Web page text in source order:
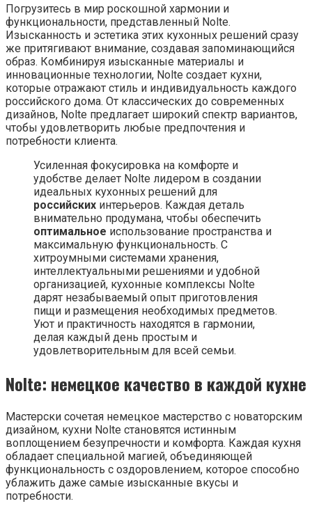
Погрузитесь в мир роскошной хармонии и
функциональности, представленный Nolte.
Изысканность и эстетика этих кухонных решений сразу
же притягивают внимание, создавая запоминающийся
образ. Комбинируя изысканные материалы и
инновационные технологии, Nolte создает кухни,
которые отражают стиль и индивидуальность каждого
российского дома. От классических до современных
дизайнов, Nolte предлагает широкий спектр вариантов,
чтобы удовлетворить любые предпочтения и
потребности клиента.
Усиленная фокусировка на комфорте и
удобстве делает Nolte лидером в создании
идеальных кухонных решений для
российских интерьеров. Каждая деталь
внимательно продумана, чтобы обеспечить
оптимальное использование пространства и
максимальную функциональность. С
хитроумными системами хранения,
интеллектуальными решениями и удобной
организацией, кухонные комплексы Nolte
дарят незабываемый опыт приготовления
пищи и размещения необходимых предметов.
Уют и практичность находятся в гармонии,
делая каждый день простым и
удовлетворительным для всей семьи.
Nolte: немецкое качество в каждой кухне
Мастерски сочетая немецкое мастерство с новаторским
дизайном, кухни Nolte становятся истинным
воплощением безупречности и комфорта. Каждая кухня
обладает специальной магией, объединяющей
функциональность с оздоровлением, которое способно
ублажить даже самые изысканные вкусы и
потребности.